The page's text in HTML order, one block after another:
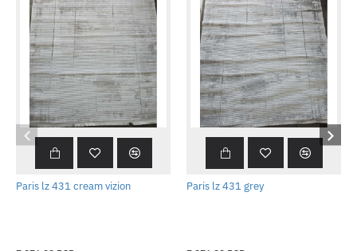
Paris lz 431 cream vizion Paris lz 431 grey